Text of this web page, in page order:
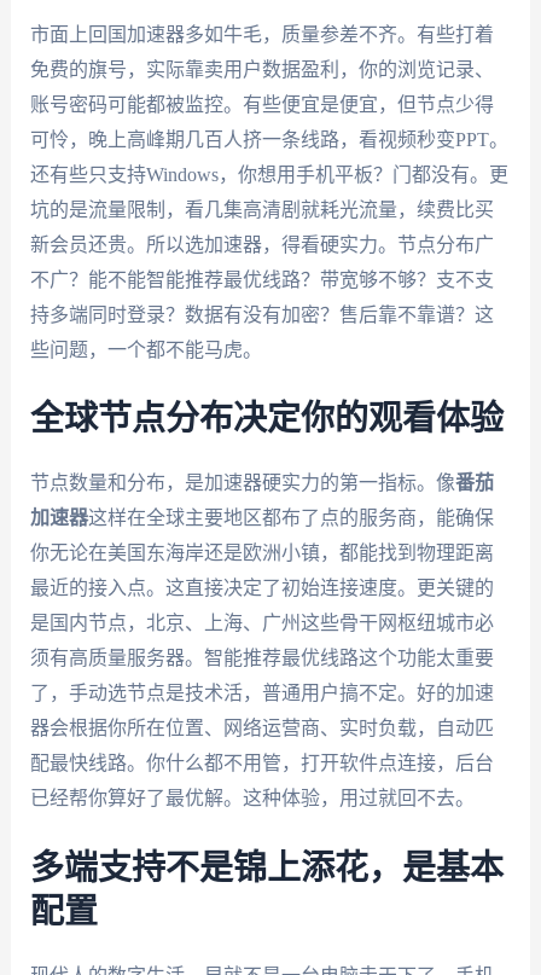
市面上回国加速器多如牛毛，质量参差不齐。有些打着
免费的旗号，实际靠卖用户数据盈利，你的浏览记录、
账号密码可能都被监控。有些便宜是便宜，但节点少得
可怜，晚上高峰期几百人挤一条线路，看视频秒变PPT。
还有些只支持Windows，你想用手机平板？门都没有。更
坑的是流量限制，看几集高清剧就耗光流量，续费比买
新会员还贵。所以选加速器，得看硬实力。节点分布广
不广？能不能智能推荐最优线路？带宽够不够？支不支
持多端同时登录？数据有没有加密？售后靠不靠谱？这
些问题，一个都不能马虎。
全球节点分布决定你的观看体验
节点数量和分布，是加速器硬实力的第一指标。像番茄
加速器这样在全球主要地区都布了点的服务商，能确保
你无论在美国东海岸还是欧洲小镇，都能找到物理距离
最近的接入点。这直接决定了初始连接速度。更关键的
是国内节点，北京、上海、广州这些骨干网枢纽城市必
须有高质量服务器。智能推荐最优线路这个功能太重要
了，手动选节点是技术活，普通用户搞不定。好的加速
器会根据你所在位置、网络运营商、实时负载，自动匹
配最快线路。你什么都不用管，打开软件点连接，后台
已经帮你算好了最优解。这种体验，用过就回不去。
多端支持不是锦上添花，是基本
配置